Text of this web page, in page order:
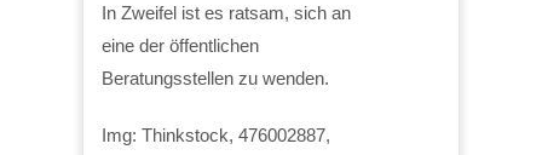
In Zweifel ist es ratsam, sich an
eine der öffentlichen
Beratungsstellen zu wenden.
Img: Thinkstock, 476002887,